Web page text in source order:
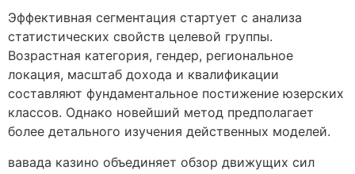
Эффективная сегментация стартует с анализа
статистических свойств целевой группы.
Возрастная категория, гендер, региональное
локация, масштаб дохода и квалификации
составляют фундаментальное постижение юзерских
классов. Однако новейший метод предполагает
более детального изучения действенных моделей.
вавада казино объединяет обзор движущих сил